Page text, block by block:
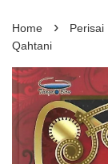
Home ›
Perisai
Qahtani